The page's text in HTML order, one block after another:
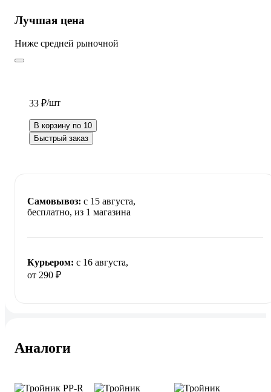
Лучшая цена
Ниже средней рыночной
33 ₽/шт
В корзину по 10
Быстрый заказ
Самовывоз: c 15 августа,
бесплатно, из 1 магазина
Курьером: c 16 августа,
от 290 ₽
Аналоги